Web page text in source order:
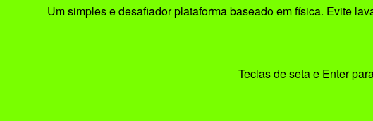
Um simples e desafiador plataforma baseado em física. Evite
Teclas de seta e Enter